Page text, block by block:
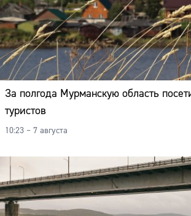
За полгода Мурманскую область
туристов
10:23 – 7 августа